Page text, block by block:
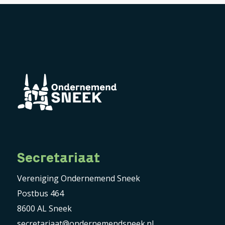
Secretariaat
Vereniging Ondernemend Sneek
Postbus 464
8600 AL Sneek